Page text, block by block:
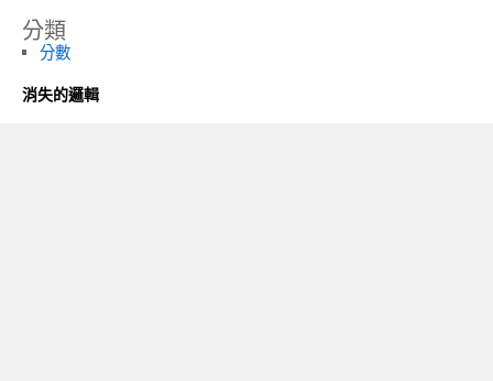
分類
分數
消失的邏輯